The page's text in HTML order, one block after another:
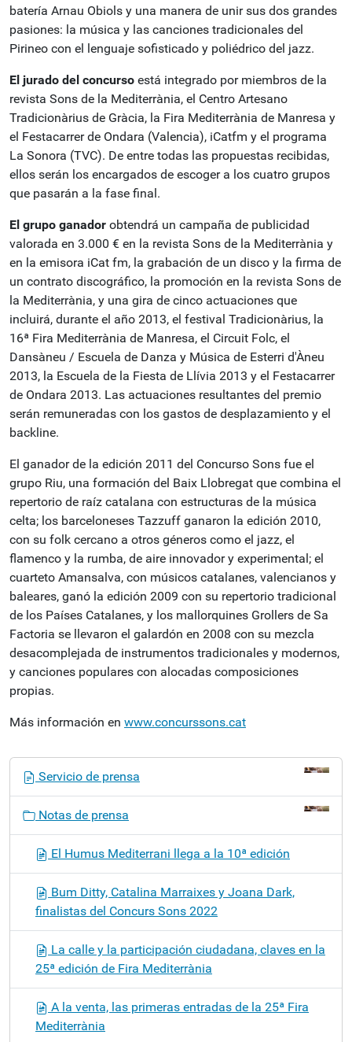
batería Arnau Obiols y una manera de unir sus dos grandes
pasiones: la música y las canciones tradicionales del
Pirineo con el lenguaje sofisticado y poliédrico del jazz.
El jurado del concurso está integrado por miembros de la
revista Sons de la Mediterrània, el Centro Artesano
Tradicionàrius de Gràcia, la Fira Mediterrània de Manresa y
el Festacarrer de Ondara (Valencia), iCatfm y el programa
La Sonora (TVC). De entre todas las propuestas recibidas,
ellos serán los encargados de escoger a los cuatro grupos
que pasarán a la fase final.
El grupo ganador obtendrá un campaña de publicidad
valorada en 3.000 € en la revista Sons de la Mediterrània y
en la emisora iCat fm, la grabación de un disco y la firma de
un contrato discográfico, la promoción en la revista Sons de
la Mediterrània, y una gira de cinco actuaciones que
incluirá, durante el año 2013, el festival Tradicionàrius, la
16ª Fira Mediterrània de Manresa, el Circuit Folc, el
Dansàneu / Escuela de Danza y Música de Esterri d'Àneu
2013, la Escuela de la Fiesta de Llívia 2013 y el Festacarrer
de Ondara 2013. Las actuaciones resultantes del premio
serán remuneradas con los gastos de desplazamiento y el
backline.
El ganador de la edición 2011 del Concurso Sons fue el
grupo Riu, una formación del Baix Llobregat que combina el
repertorio de raíz catalana con estructuras de la música
celta; los barceloneses Tazzuff ganaron la edición 2010,
con su folk cercano a otros géneros como el jazz, el
flamenco y la rumba, de aire innovador y experimental; el
cuarteto Amansalva, con músicos catalanes, valencianos y
baleares, ganó la edición 2009 con su repertorio tradicional
de los Países Catalanes, y los mallorquines Grollers de Sa
Factoria se llevaron el galardón en 2008 con su mezcla
desacomplejada de instrumentos tradicionales y modernos,
y canciones populares con alocadas composiciones
propias.
Más información en www.concurssons.cat
n
Servicio de prensa
Notas de prensa
El Humus Mediterrani llega a la 10ª edición
Bum Ditty, Catalina Marraixes y Joana Dark,
finalistas del Concurs Sons 2022
La calle y la participación ciudadana, claves en la
25ª edición de Fira Mediterrània
A la venta, las primeras entradas de la 25ª Fira
Mediterrània